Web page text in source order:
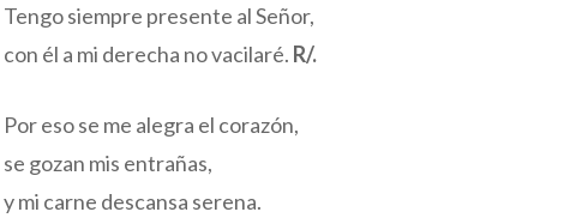
Tengo siempre presente al Señor,
con él a mi derecha no vacilaré. R/.
Por eso se me alegra el corazón,
se gozan mis entrañas,
y mi carne descansa serena.